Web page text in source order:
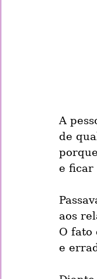
A
de
e ficar
aos
O fato
e